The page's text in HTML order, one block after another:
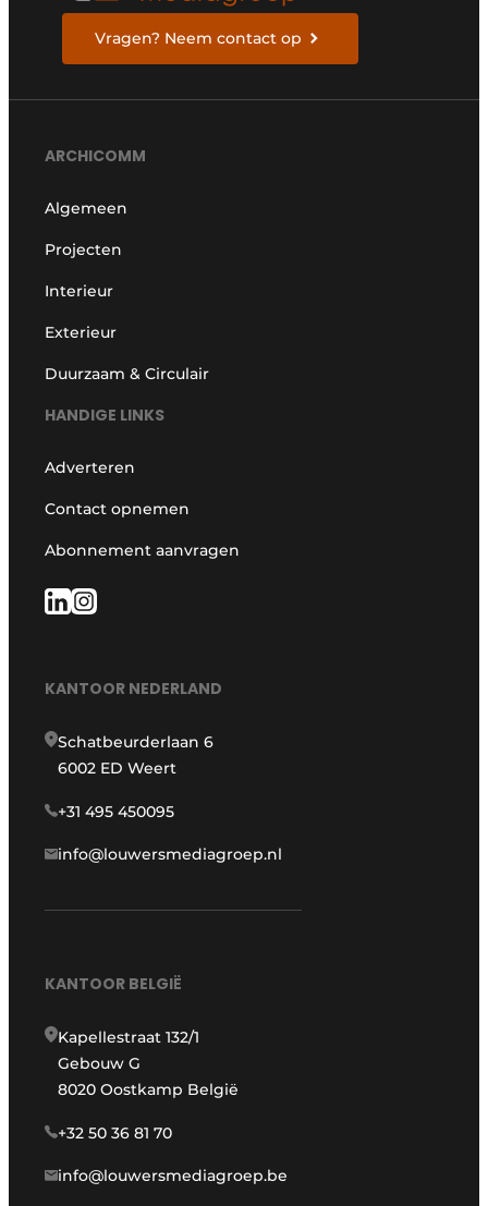
Vragen? Neem contact op
ARCHICOMM
Algemeen
Projecten
Interieur
Exterieur
Duurzaam & Circulair
HANDIGE LINKS
Adverteren
Contact opnemen
Abonnement aanvragen
KANTOOR NEDERLAND
Schatbeurderlaan 6
6002 ED Weert
+31 495 450095
info@louwersmediagroep.nl
KANTOOR BELGIË
Kapellestraat 132/1
Gebouw G
8020 Oostkamp België
+32 50 36 81 70
info@louwersmediagroep.be